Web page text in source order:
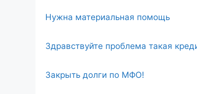
Нужна материальная помощь
Здравствуйте проблема такая
Закрыть долги по МФО!